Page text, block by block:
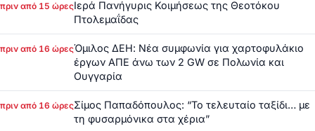
πριν από 15 ώρεςΙερά Πανήγυρις Κοιμήσεως της Θεοτόκου
Πτολεμαΐδας
πριν από 16 ώρεςΌμιλος ΔΕΗ: Νέα συμφωνία για χαρτοφυλάκιο
έργων ΑΠΕ άνω των 2 GW σε Πολωνία και
Ουγγαρία
πριν από 16 ώρεςΣίμος Παπαδόπουλος: “Το τελευταίο ταξίδι… με
τη φυσαρμόνικα στα χέρια”